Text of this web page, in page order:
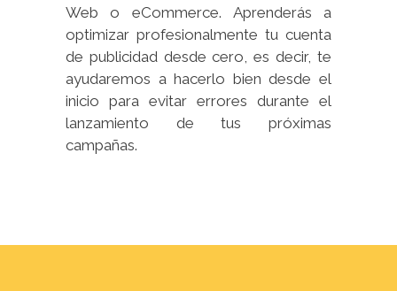
Web o eCommerce. Aprenderás a
optimizar profesionalmente tu cuenta
de publicidad desde cero, es decir, te
ayudaremos a hacerlo bien desde el
inicio para evitar errores durante el
lanzamiento de tus próximas
campañas.